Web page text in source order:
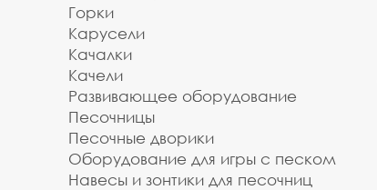
Горки
Карусели
Качалки
Качели
Развивающее оборудование
Песочницы
Песочные дворики
Оборудование для игры с песком
Навесы и зонтики для песочниц